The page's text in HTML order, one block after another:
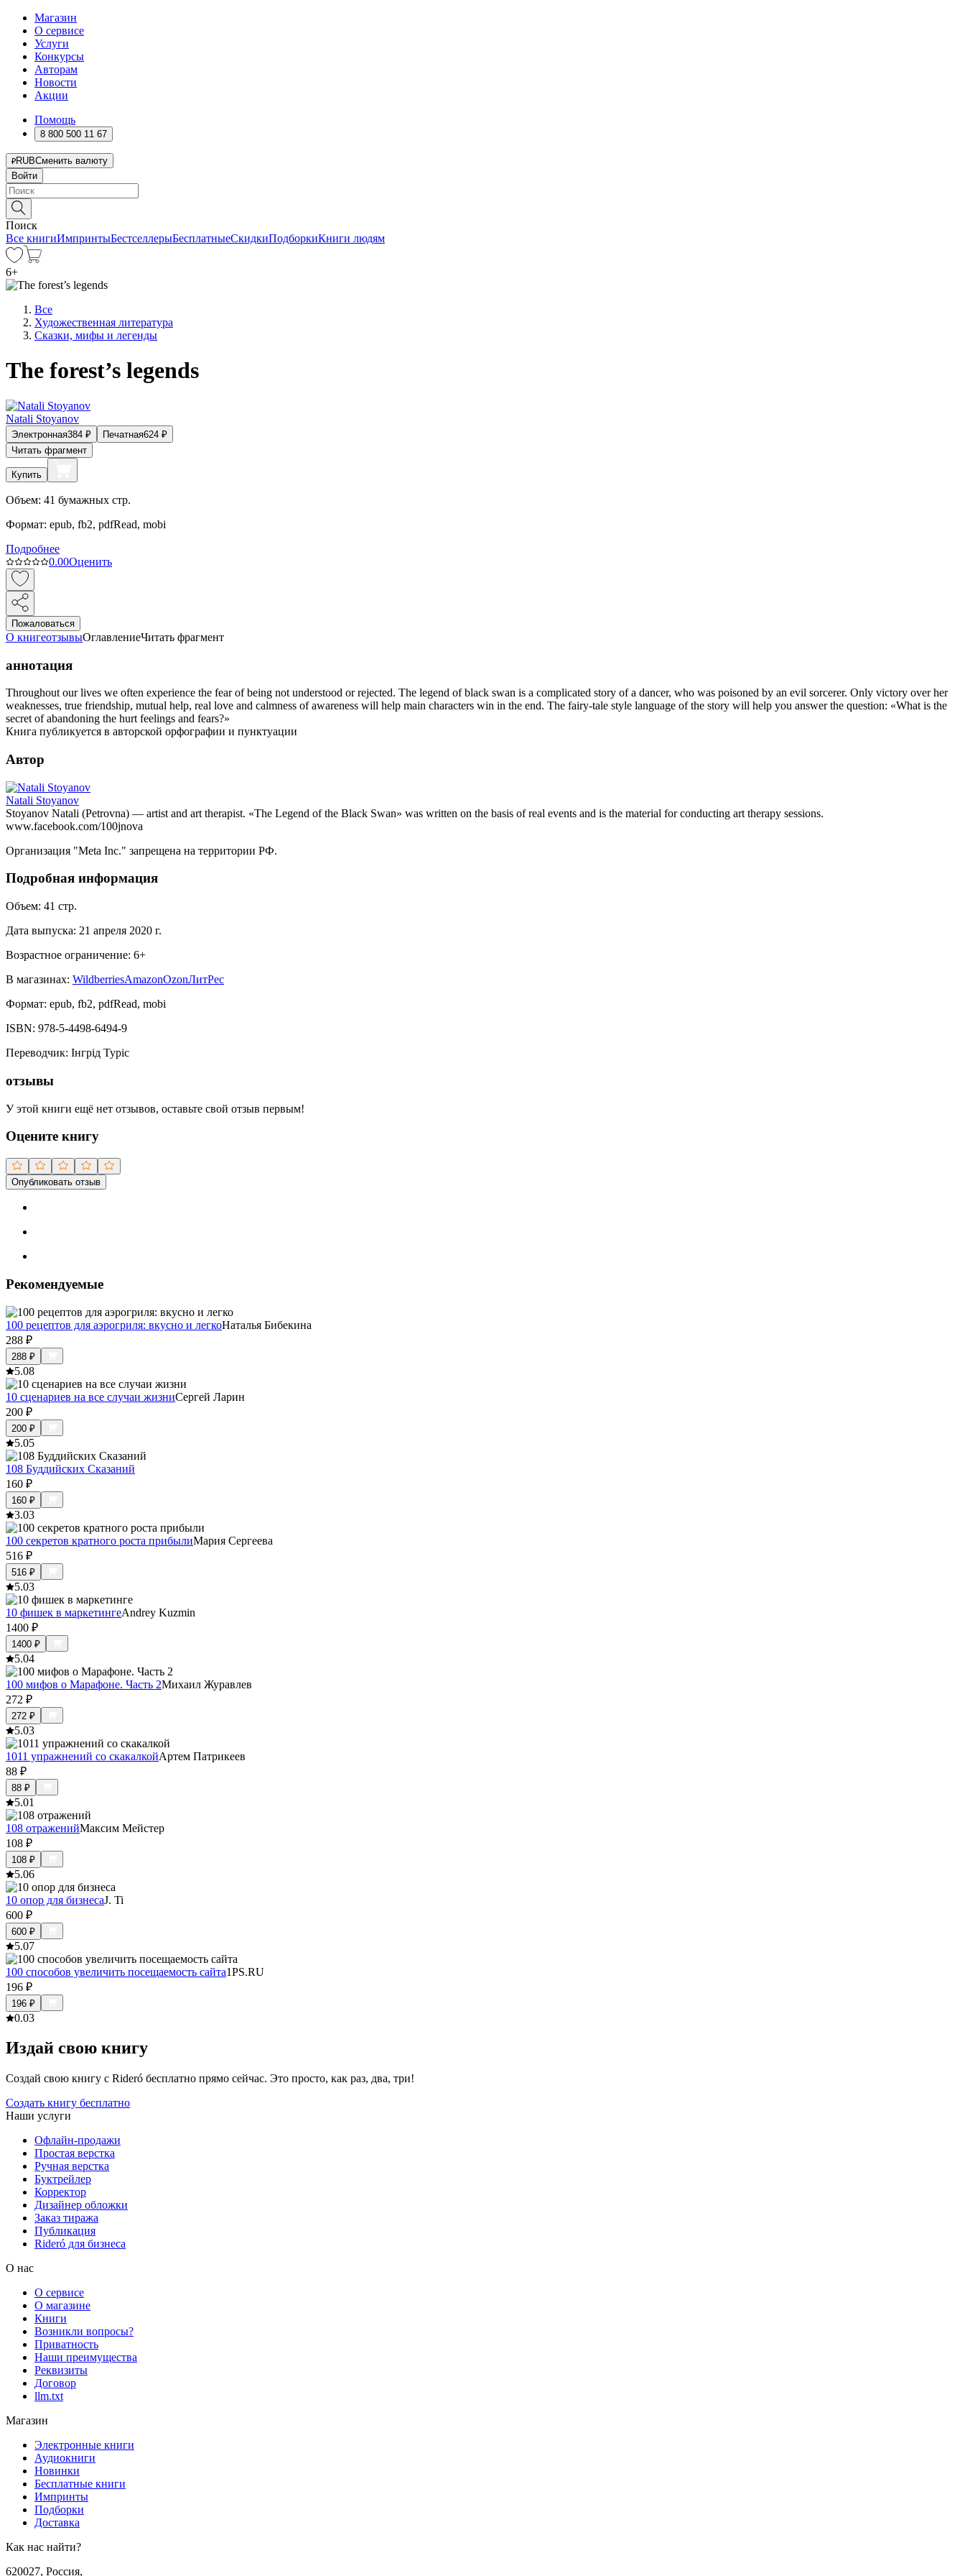
Магазин
О сервисе
Услуги
Конкурсы
Авторам
Новости
Акции
Помощь
8 800 500 11 67
RUBСменить валюту
Войти
Поиск
Все книгиИмпринтыБестселлерыБесплатныеСкидкиПодборкиКниги людям
6+
Все
Художественная литература
Сказки, мифы и легенды
The forest’s legends
Natali Stoyanov
Электронная384 ₽ Печатная624 ₽
Читать фрагмент
Купить
Объем: 41 бумажных стр.
Формат: epub, fb2, pdfRead, mobi
Подробнее
0.00Оценить
Пожаловаться
О книгеотзывыОглавлениеЧитать фрагмент
аннотация
Throughout our lives we often experience the fear of being not understood or rejected. The legend of black swan is a complicated story of a dancer, who was poisoned by an evil sorcerer. Only victory over her
weaknesses, true friendship, mutual help, real love and calmness of awareness will help main characters win in the end. The fairy-tale style language of the story will help you answer the question: «What is the
secret of abandoning the hurt feelings and fears?»
Книга публикуется в авторской орфографии и пунктуации
Автор
Natali Stoyanov
Stoyanov Natali (Petrovna) — artist and art therapist. «The Legend of the Black Swan» was written on the basis of real events and is the material for conducting art therapy sessions.
www.facebook.com/100jnova
Организация "Meta Inc." запрещена на территории РФ.
Подробная информация
Объем: 41 стр.
Дата выпуска: 21 апреля 2020 г.
Возрастное ограничение: 6+
В магазинах: WildberriesAmazonOzonЛитРес
Формат: epub, fb2, pdfRead, mobi
ISBN: 978-5-4498-6494-9
Переводчик: Інгрід Туріс
отзывы
У этой книги ещё нет отзывов, оставьте свой отзыв первым!
Оцените книгу
Опубликовать отзыв
Рекомендуемые
100 рецептов для аэрогриля: вкусно и легкоНаталья Бибекина
288 ₽
288 ₽
5.08
10 сценариев на все случаи жизниСергей Ларин
200 ₽
200 ₽
5.05
108 Буддийских Сказаний
160 ₽
160 ₽
3.03
100 секретов кратного роста прибылиМария Сергеева
516 ₽
516 ₽
5.03
10 фишек в маркетингеAndrey Kuzmin
1400 ₽
1400 ₽
5.04
100 мифов о Марафоне. Часть 2Михаил Журавлев
272 ₽
272 ₽
5.03
1011 упражнений со скакалкойАртем Патрикеев
88 ₽
88 ₽
5.01
108 отраженийМаксим Мейстер
108 ₽
108 ₽
5.06
10 опор для бизнесаJ. Ti
600 ₽
600 ₽
5.07
100 способов увеличить посещаемость сайта1PS.RU
196 ₽
196 ₽
0.03
Издай свою книгу
Создай свою книгу с Rideró бесплатно прямо сейчас. Это просто, как раз, два, три!
Создать книгу бесплатно
Наши услуги
Офлайн-продажи
Простая верстка
Ручная верстка
Буктрейлер
Корректор
Дизайнер обложки
Заказ тиража
Публикация
Rideró для бизнеса
О нас
О сервисе
О магазине
Книги
Возникли вопросы?
Приватность
Наши преимущества
Реквизиты
Договор
llm.txt
Магазин
Электронные книги
Аудиокниги
Новинки
Бесплатные книги
Импринты
Подборки
Доставка
Как нас найти?
620027, Россия,